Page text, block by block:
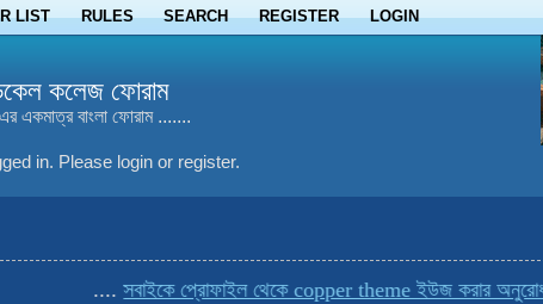
LIST RULES SEARCH REGISTER LOGIN
কলেজ ফোরাম
একমাত্র বাংলা ফোরাম .......
in. Please login or register.
....সবাইকে প্রোফাইল থেকে copper theme ইউজ করার অনুরোধ